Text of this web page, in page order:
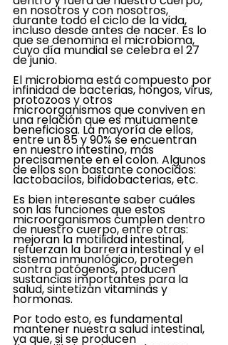
en nosotros y con nosotros,
durante todo el ciclo de la vida,
incluso desde antes de nacer. Es lo
que se denomina el microbioma,
cuyo día mundial se celebra el 27
de junio.
El microbioma está compuesto por
infinidad de bacterias, hongos, virus,
protozoos y otros
microorganismos que conviven en
una relación que es mutuamente
beneficiosa. La mayoría de ellos,
entre un 85 y 90% se encuentran
en nuestro intestino, más
precisamente en el colon. Algunos
de ellos son bastante conocidos:
lactobacilos, bifidobacterias, etc.
Es bien interesante saber cuáles
son las funciones que estos
microorganismos cumplen dentro
de nuestro cuerpo, entre otras:
mejoran la motilidad intestinal,
refuerzan la barrera intestinal y el
sistema inmunológico, protegen
contra patógenos, producen
sustancias importantes para la
salud, sintetizan vitaminas y
hormonas.
Por todo esto, es fundamental
mantener nuestra salud intestinal,
ya que, si se producen